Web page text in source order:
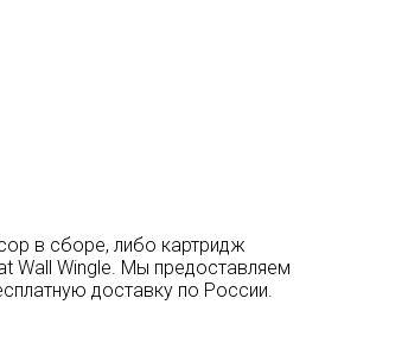
в сборе, либо картридж
Wall Wingle. Мы предоставляем
доставку по России.